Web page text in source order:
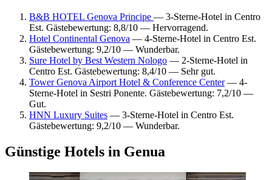
B&B HOTEL Genova Principe — 3-Sterne-Hotel in Centro
Est. Gästebewertung: 8,8/10 — Hervorragend.
Hotel Continental Genova — 4-Sterne-Hotel in Centro Est.
Gästebewertung: 9,2/10 — Wunderbar.
Sure Hotel by Best Western Nologo — 2-Sterne-Hotel in
Centro Est. Gästebewertung: 8,4/10 — Sehr gut.
Tower Genova Airport Hotel & Conference Center— 4-
Sterne-Hotel in Sestri Ponente. Gästebewertung: 7,2/10 —
Gut.
HNN Luxury Suites — 3-Sterne-Hotel in Centro Est.
Gästebewertung: 9,2/10 — Wunderbar.
Günstige Hotels in Genua